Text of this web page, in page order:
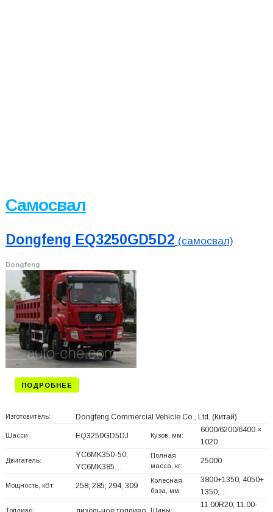
Самосвал
Dongfeng EQ3250GD5D2 (самосвал)
Dongfeng
ПОДРОБНЕЕ
Изготовитель: Dongfeng Commercial Vehicle Co., Ltd. (Китай)
Шасси: EQ3250GD5DJ Кузов, мм:
6000/6200/6400 ×
1020…
Двигатель:
YC6MK350-50;
YC6MK385…
Полная
масса, кг:
25000
Мощность, кВт: 258; 285; 294; 309
Колесная
база, мм:
3800+1350, 4050+
1350,…
Топливо: Шины:
11.00R20, 11.00-